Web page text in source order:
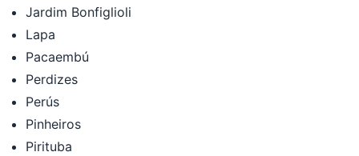
Jardim Bonfiglioli
Lapa
Pacaembú
Perdizes
Perús
Pinheiros
Pirituba